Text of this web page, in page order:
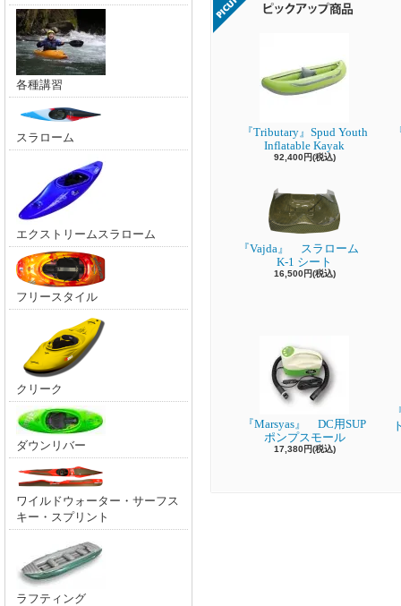
各種講習
スラローム
エクストリームスラローム
フリースタイル
クリーク
ダウンリバー
ワイルドウォーター・サーフス
キー・スプリント
ラフティング
『Tributary』Spud Youth
Inflatable Kayak
92,400円(税込)
『Vajda』 スラローム
K-1 シート
16,500円(税込)
『Marsyas』 DC用SUP
ポンプスモール
17,380円(税込)